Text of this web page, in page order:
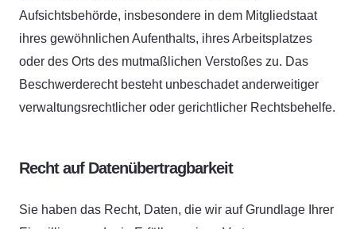
Aufsichtsbehörde, insbesondere in dem Mitgliedstaat
ihres gewöhnlichen Aufenthalts, ihres Arbeitsplatzes
oder des Orts des mutmaßlichen Verstoßes zu. Das
Beschwerderecht besteht unbeschadet anderweitiger
verwaltungsrechtlicher oder gerichtlicher Rechtsbehelfe.
Recht auf Daten­übertrag­barkeit
Sie haben das Recht, Daten, die wir auf Grundlage Ihrer